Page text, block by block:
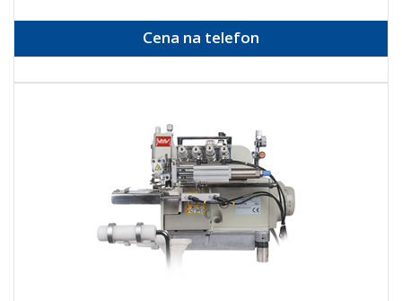
Cena na telefon